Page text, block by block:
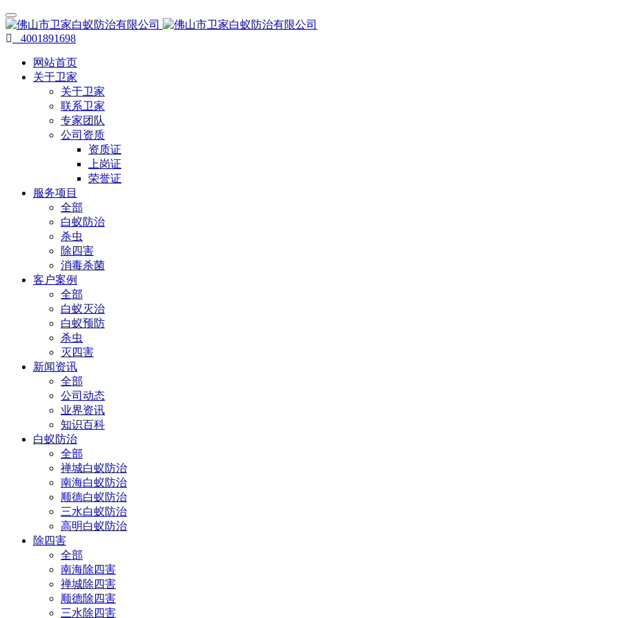
4001891698
网站首页
关于卫家
关于卫家
联系卫家
专家团队
公司资质
资质证
上岗证
荣誉证
服务项目
全部
白蚁防治
杀虫
除四害
消毒杀菌
客户案例
全部
白蚁灭治
白蚁预防
杀虫
灭四害
新闻资讯
全部
公司动态
业界资讯
知识百科
白蚁防治
全部
禅城白蚁防治
南海白蚁防治
顺德白蚁防治
三水白蚁防治
高明白蚁防治
除四害
全部
南海除四害
禅城除四害
顺德除四害
三水除四害